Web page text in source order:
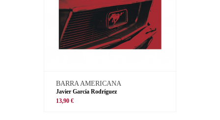
BARRA AMERICANA
Javier García Rodríguez
13,90 €